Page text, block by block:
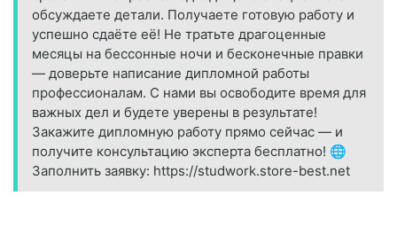
обсуждаете детали. Получаете готовую работу и
успешно сдаёте её! Не тратьте драгоценные
месяцы на бессонные ночи и бесконечные правки
— доверьте написание дипломной работы
профессионалам. С нами вы освободите время для
важных дел и будете уверены в результате!
Закажите дипломную работу прямо сейчас — и
получите консультацию эксперта бесплатно! 🌐
Заполнить заявку: https://studwork.store-best.net